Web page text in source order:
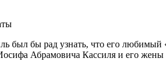
был бы рад узнать, что его
Абрамовича Кассиля и его